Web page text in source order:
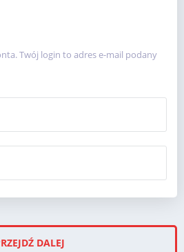
Twój login to adres e-mail podany
DALEJ